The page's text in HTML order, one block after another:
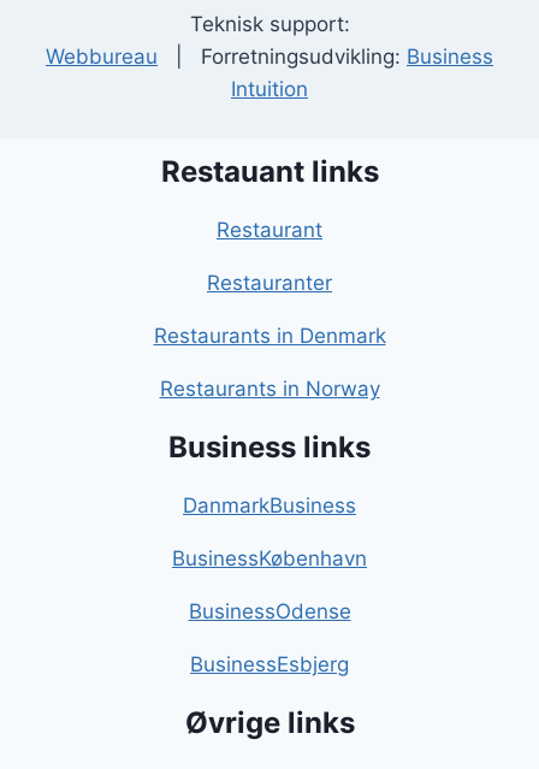
Teknisk support:
Webbureau | Forretningsudvikling: Business
Intuition
Restauant links
Restaurant
Restauranter
Restaurants in Denmark
Restaurants in Norway
Business links
DanmarkBusiness
BusinessKøbenhavn
BusinessOdense
BusinessEsbjerg
Øvrige links